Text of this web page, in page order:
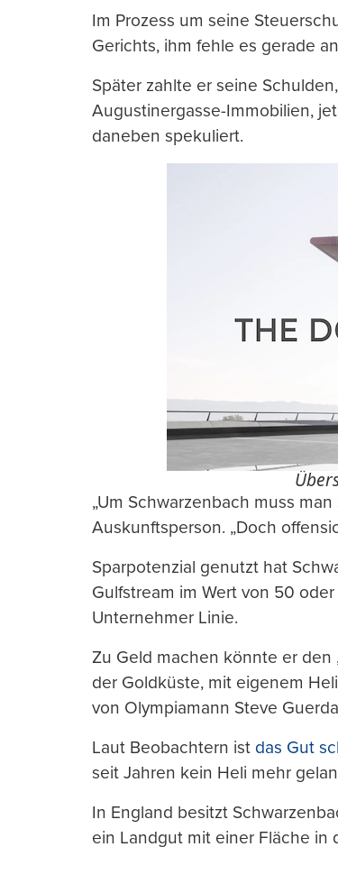
Im Prozess um seine
Gerichts, ihm fehle es gerade
Später zahlte er seine
Augustinergasse-Immobilien,
daneben spekuliert.
„Um Schwarzenbach muss
Auskunftsperson. „Doch
Sparpotenzial genutzt hat
Gulfstream im Wert von 50
Unternehmer Linie.
Zu Geld machen könnte er den
der Goldküste, mit eigenem
von Olympiamann Steve
Laut Beobachtern ist das Gut
seit Jahren kein Heli mehr
In England besitzt
ein Landgut mit einer Fläche in